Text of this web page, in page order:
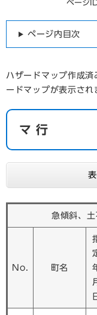
ページ
ページ内目次
ハザードマップ作成
ードマップが表示され
マ 行
急傾斜、土
No. 町名